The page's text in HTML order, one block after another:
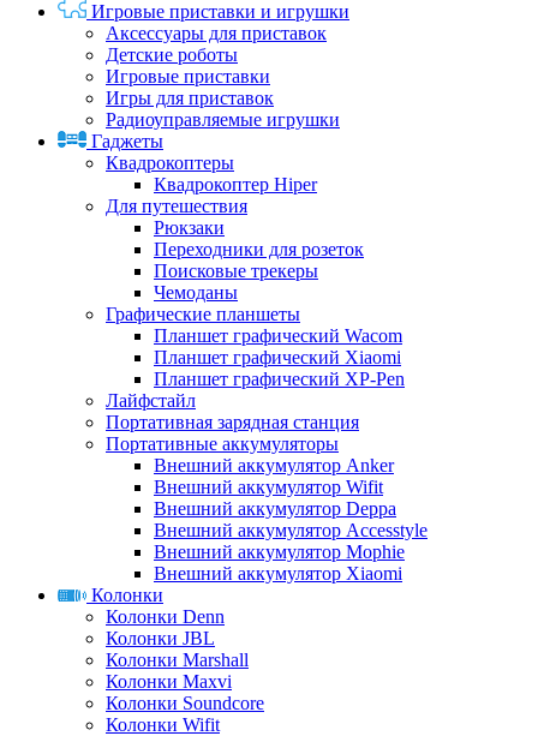
Игровые приставки и игрушки
Аксессуары для приставок
Детские роботы
Игровые приставки
Игры для приставок
Радиоуправляемые игрушки
Гаджеты
Квадрокоптеры
Квадрокоптер Hiper
Для путешествия
Рюкзаки
Переходники для розеток
Поисковые трекеры
Чемоданы
Графические планшеты
Планшет графический Wacom
Планшет графический Xiaomi
Планшет графический XP-Pen
Лайфстайл
Портативная зарядная станция
Портативные аккумуляторы
Внешний аккумулятор Anker
Внешний аккумулятор Wifit
Внешний аккумулятор Deppa
Внешний аккумулятор Accesstyle
Внешний аккумулятор Mophie
Внешний аккумулятор Xiaomi
Колонки
Колонки Denn
Колонки JBL
Колонки Marshall
Колонки Maxvi
Колонки Soundcore
Колонки Wifit